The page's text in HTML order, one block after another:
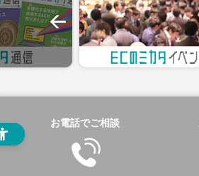
お電話でご相談